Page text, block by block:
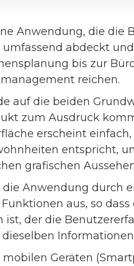
Anwendung, die die
abdeckt
bis zur
reichen.
auf die beiden
zum Ausdruck
erscheint
entspricht,
grafischen
Anwendung durch
aus, so
der die
Geräten